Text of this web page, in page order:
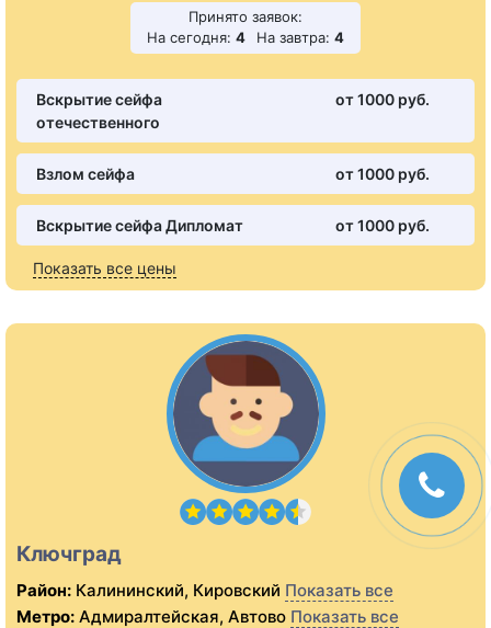
Принято заявок:
На сегодня: 4 На завтра: 4
Вскрытие сейфа
отечественного
от 1000 pуб.
Взлом сейфа от 1000 pуб.
Вскрытие сейфа Дипломат от 1000 pуб.
Показать все цены
Ключград
Район: Калининский, Кировский Показать все
Метро: Адмиралтейская, Автово Показать все